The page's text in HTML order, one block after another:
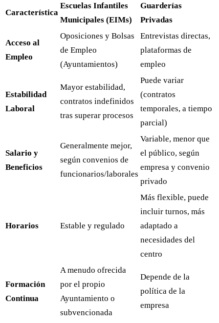
Característica
Escuelas Infantiles
Municipales (EIMs)
Guarderías
Privadas
Acceso al
Empleo
Oposiciones y Bolsas
de Empleo
(Ayuntamientos)
Entrevistas directas,
plataformas de
empleo
Estabilidad
Laboral
Mayor estabilidad,
contratos indefinidos
tras superar procesos
Puede variar
(contratos
temporales, a tiempo
parcial)
Salario y
Beneficios
Generalmente mejor,
según convenios de
funcionarios/laborales
Variable, menor que
el público, según
empresa y convenio
privado
Horarios Estable y regulado
Más flexible, puede
incluir turnos, más
adaptado a
necesidades del
centro
Formación
Continua
A menudo ofrecida
por el propio
Ayuntamiento o
subvencionada
Depende de la
política de la
empresa